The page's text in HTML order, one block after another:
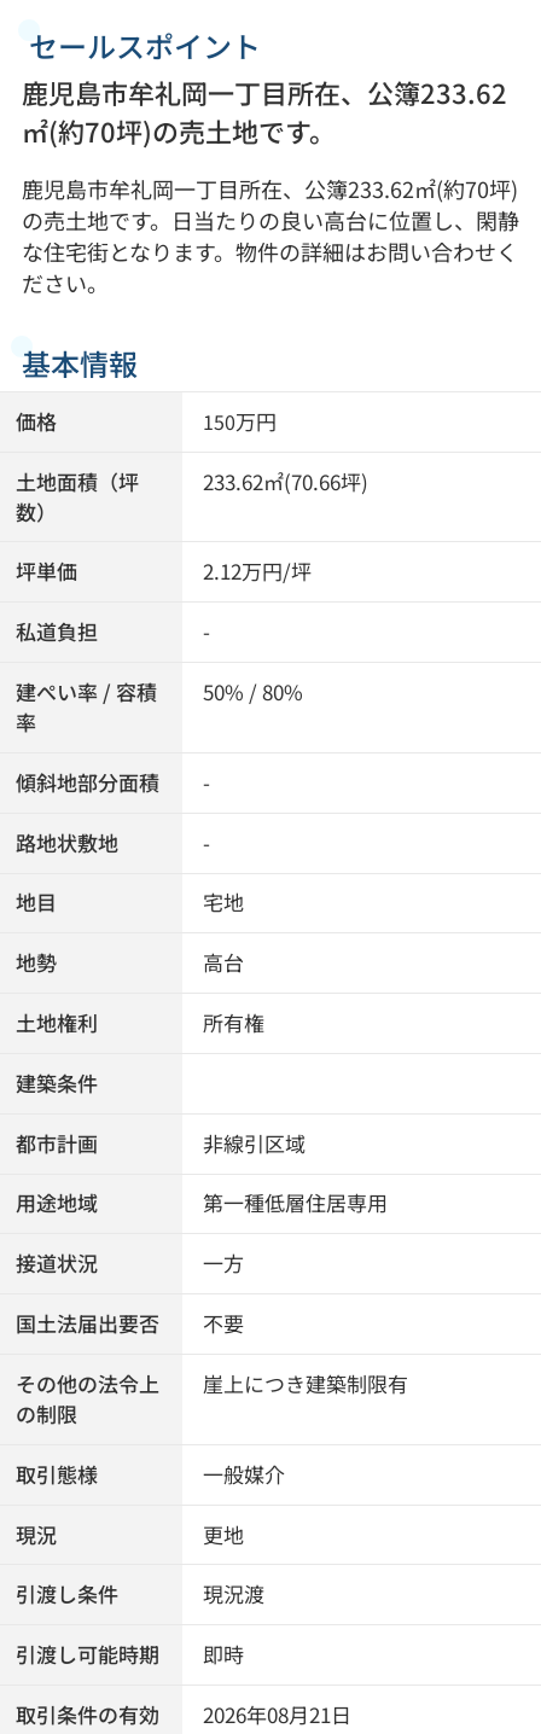
セールスポイント
鹿児島市牟礼岡一丁目所在、公簿233.62
㎡(約70坪)の売土地です。
鹿児島市牟礼岡一丁目所在、公簿233.62㎡(約70坪)
の売土地です。日当たりの良い高台に位置し、閑静
な住宅街となります。物件の詳細はお問い合わせく
ださい。
基本情報
価格 150万円
土地面積（坪
数）
233.62㎡(70.66坪)
坪単価 2.12万円/坪
私道負担 -
建ぺい率 / 容積
率
50% / 80%
傾斜地部分面積 -
路地状敷地 -
地目 宅地
地勢 高台
土地権利 所有権
建築条件
都市計画 非線引区域
用途地域 第一種低層住居専用
接道状況 一方
国土法届出要否 不要
その他の法令上
の制限
崖上につき建築制限有
取引態様 一般媒介
現況 更地
引渡し条件 現況渡
引渡し可能時期 即時
取引条件の有効
2026年08月21日